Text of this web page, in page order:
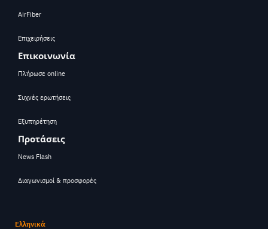
AirFiber
Επιχειρήσεις
Επικοινωνία
Πλήρωσε online
Συχνές ερωτήσεις
Εξυπηρέτηση
Προτάσεις
News Flash
Διαγωνισμοί & προσφορές
Ελληνικά